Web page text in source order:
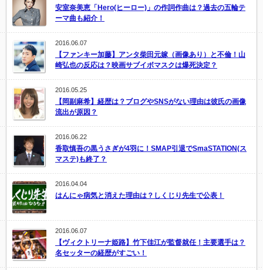
安室奈美恵「Hero(ヒーロー)」の作詞作曲は？過去の五輪テ
ーマ曲も紹介！
2016.06.07
【ファンキー加藤】アンタ柴田元嫁（画像あり）と不倫！山
崎弘也の反応は？映画サブイボマスクは爆死決定？
2016.05.25
【岡副麻希】経歴は？ブログやSNSがない理由は彼氏の画像
流出が原因？
2016.06.22
香取慎吾の黒うさぎが4羽に！SMAP引退でSmaSTATION(ス
マステ)も終了？
2016.04.04
はんにゃ病気と消えた理由は？しくじり先生で公表！
2016.06.07
【ヴィクトリーナ姫路】竹下佳江が監督就任！主要選手は？
名セッターの経歴がすごい！